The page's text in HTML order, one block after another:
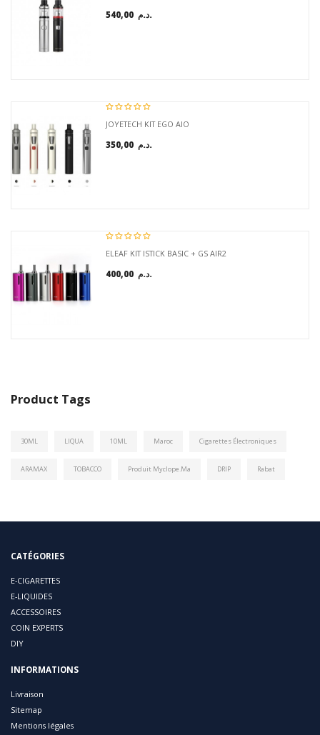
540,00 د.م.
JOYETECH KIT EGO AIO
350,00 د.م.
ELEAF KIT ISTICK BASIC + GS AIR2
400,00 د.م.
Product Tags
30ML LIQUA 10ML Maroc Cigarettes Électroniques
ARAMAX TOBACCO Produit Myclope.ma DRIP Rabat
CATÉGORIES
E-CIGARETTES
E-LIQUIDES
ACCESSOIRES
COIN EXPERTS
DIY
INFORMATIONS
Livraison
Sitemap
Mentions légales